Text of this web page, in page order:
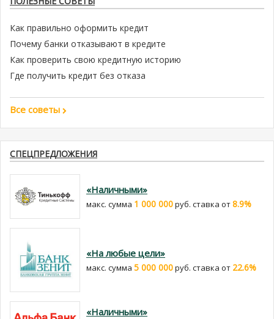
Как правильно оформить кредит
Почему банки отказывают в кредите
Как проверить свою кредитную историю
Где получить кредит без отказа
Все советы
СПЕЦПРЕДЛОЖЕНИЯ
«Наличными»
макс. сумма 1 000 000руб. cтавка от8.9%
«На любые цели»
макс. сумма 5 000 000руб. cтавка от 22.6%
«Наличными»